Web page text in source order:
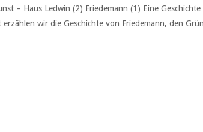
– Haus Ledwin (2) Friedemann (1) Eine
erzählen wir die Geschichte von Friedemann, den